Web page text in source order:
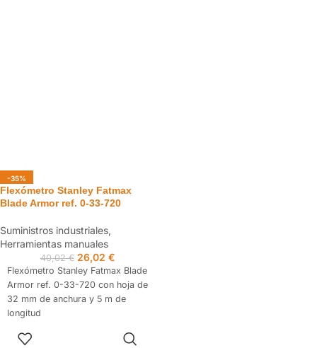
-35%
Flexómetro Stanley Fatmax
Blade Armor ref. 0-33-720
Suministros industriales,
Herramientas manuales
40,02€ 26,02 €
Flexómetro Stanley Fatmax Blade
Armor ref. 0-33-720 con hoja de
32 mm de anchura y 5 m de
longitud
Posee gancho de tres remaches